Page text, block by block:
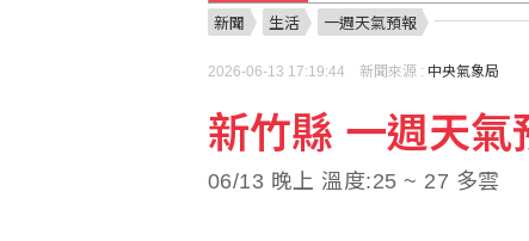
在野續推公投一票多案
新聞 生活 一週天氣預報
2026-06-13 17:19:44 新聞來源 : 中央氣象局
新竹縣 一週天氣
06/13 晚上 溫度:25 ~ 27 多雲